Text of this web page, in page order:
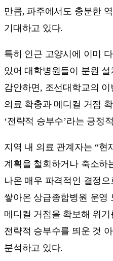
만큼, 파주에서도 충분한
기대하고 있다.
특히 인근 고양시에 이미
있어 대학병원들이 분원
감안하면, 조선대학교의
의료 확충과 메디컬 거점
‘전략적 승부수’라는 긍정
지역 내 의료 관계자는 “현
계획을 철회하거나 축소하
나온 매우 파격적인 결정
쌓아온 상급종합병원 운영
메디컬 거점을 확보해 위
전략적 승부수를 띄운 것
분석하고 있다.